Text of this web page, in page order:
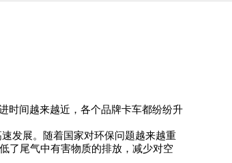
时间越来越近，各个品牌卡车都纷纷升
发展。随着国家对环保问题越来越重
了尾气中有害物质的排放，减少对空